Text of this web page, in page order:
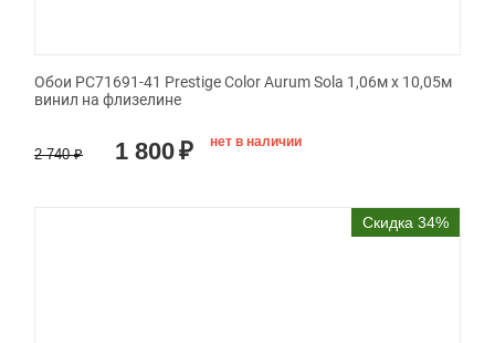
Обои PC71691-41 Prestige Color Aurum Sola 1,06м х 10,05м
винил на флизелине
2 740 ₽ 1 800₽ нет в наличии
Скидка 34%